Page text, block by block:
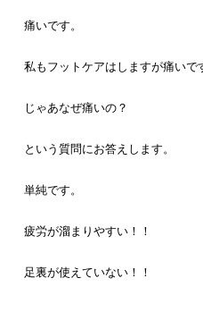
痛いです。
私もフットケアはしますが痛いで
じゃあなぜ痛いの？
という質問にお答えします。
単純です。
疲労が溜まりやすい！！
足裏が使えていない！！